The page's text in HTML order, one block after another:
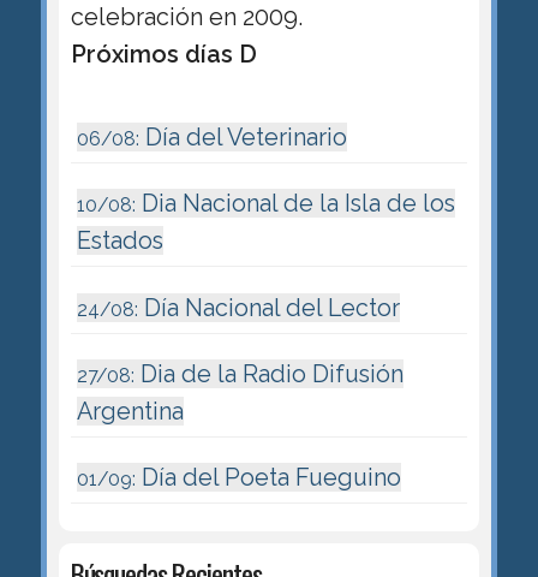
celebración en 2009.
Próximos días D
06/08: Día del Veterinario
10/08: Dia Nacional de la Isla de los
Estados
24/08: Día Nacional del Lector
27/08: Dia de la Radio Difusión
Argentina
01/09: Día del Poeta Fueguino